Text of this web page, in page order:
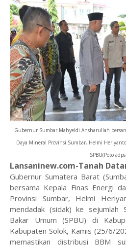
Gubernur Sumbar Mahyeldi Ansharullah
Daya Mineral Provinsi Sumbar, Helmi
SPBU(Poto
Lansaninew.com-Tanah
Gubernur Sumatera Barat
bersama Kepala Finas Energi
Provinsi Sumbar, Helmi
mendadak (sidak) ke sejumlah
Bakar Umum (SPBU) di
Kabupaten Solok, Kamis (25/6/
memastikan distribusi BBM